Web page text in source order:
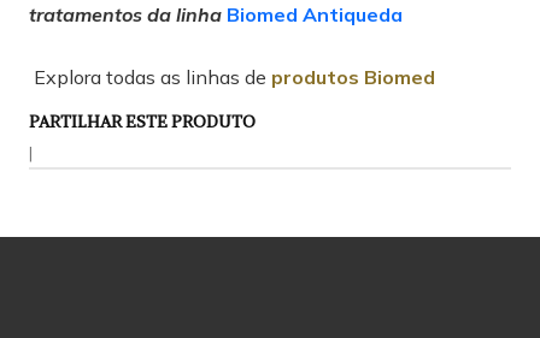
tratamentos da linha Biomed Antiqueda
Explora todas as linhas de produtos Biomed
PARTILHAR ESTE PRODUTO
|